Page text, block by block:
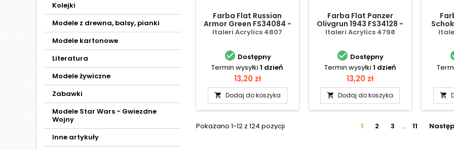
Kolejki
Modele z drewna, balsy, pianki
Modele kartonowe
Literatura
Modele żywiczne
Zabawki
Modele Star Wars - Gwiezdne
Wojny
Inne artykuły
Farba Flat Russian
Armor Green FS34084 -
matowa
Italeri Acrylics 4807
 Dostępny
Termin wysyłki 1 dzień
Cena
13,20 zł
 Dodaj do koszyka
Farba Flat Panzer
Olivgrun 1943 FS34128 -
matowa
Italeri Acrylics 4798
 Dostępny
Termin wysyłki 1 dzień
Cena
13,20 zł
 Dodaj do koszyka 
Pokazano 1-12 z 124 pozycji 1 2 3 … 11